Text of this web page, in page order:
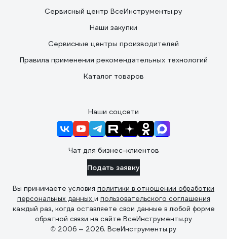
Сервисный центр ВсеИнструменты.ру
Наши закупки
Сервисные центры производителей
Правила применения рекомендательных технологий
Каталог товаров
Наши соцсети
Чат для бизнес-клиентов
Подать заявку
Вы принимаете условия политики в отношении обработки
персональных данных и пользовательского соглашения
каждый раз, когда оставляете свои данные в любой форме
обратной связи на сайте ВсеИнструменты.ру
© 2006 — 2026. ВсеИнструменты.ру